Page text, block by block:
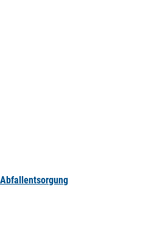
Abfallentsorgung